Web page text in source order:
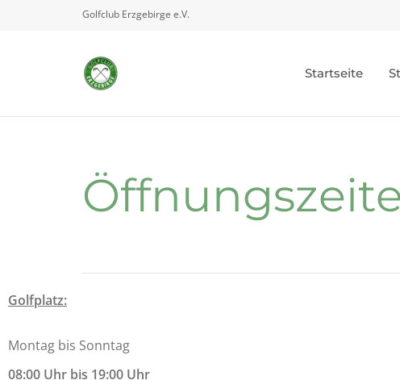
Golfclub Erzgebirge e.V.
Startseite
Golfplatz:
Montag bis Sonntag
08:00 Uhr bis 19:00 Uhr